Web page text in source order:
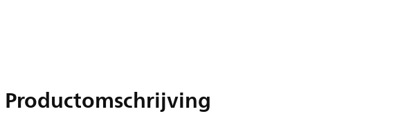
Productomschrijving